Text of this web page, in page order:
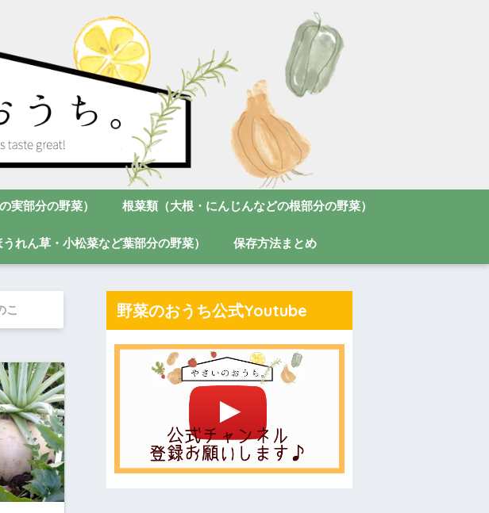
実部分の野菜） 根菜類（大根・にんじんなどの根部分の野菜）
れん草・小松菜など葉部分の野菜） 保存方法まとめ
こ 野菜のおうち公式Youtube